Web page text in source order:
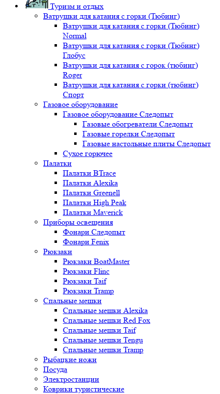
Туризм и отдых
Ватрушки для катания с горки (Тюбинг)
Ватрушки для катания с горки (Тюбинг)
Normal
Ватрушки для катания с горки (Тюбинг)
Глобус
Ватрушки для катания с горок (тюбинг)
Roger
Ватрушки для катания с горки (тюбинг)
Спорт
Газовое оборудование
Газовое оборудование Следопыт
Газовые обогреватели Следопыт
Газовые горелки Следопыт
Газовые настольные плиты Следопыт
Сухое горючее
Палатки
Палатки BTrace
Палатки Alexika
Палатки Greenell
Палатки High Peak
Палатки Maverick
Приборы освещения
Фонари Следопыт
Фонари Fenix
Рюкзаки
Рюкзаки BoatMaster
Рюкзаки Flinc
Рюкзаки Taif
Рюкзаки Tramp
Спальные мешки
Спальные мешки Alexika
Спальные мешки Red Fox
Спальные мешки Taif
Спальные мешки Tengu
Спальные мешки Tramp
Рыбацкие ножи
Посуда
Электростанции
Коврики туристические